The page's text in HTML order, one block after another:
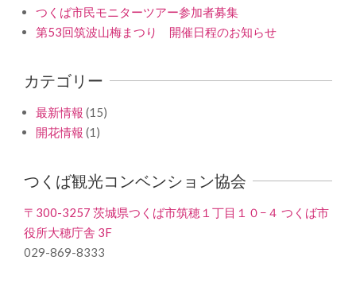
つくば市民モニターツアー参加者募集
第53回筑波山梅まつり 開催日程のお知らせ
カテゴリー
最新情報 (15)
開花情報 (1)
つくば観光コンベンション協会
〒300-3257 茨城県つくば市筑穂１丁目１０−４ つくば市
役所大穂庁舎 3F
029-869-8333